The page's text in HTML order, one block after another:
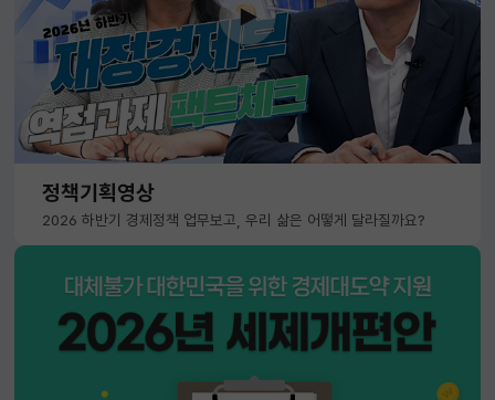
정책기획영상
2026 하반기 경제정책 업무보고, 우리 삶은 어떻게 달라질까요?